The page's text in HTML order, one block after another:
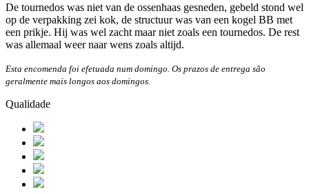
De tournedos was niet van de ossenhaas gesneden, gebeld stond wel
op de verpakking zei kok, de structuur was van een kogel BB met
een prikje. Hij was wel zacht maar niet zoals een tournedos. De rest
was allemaal weer naar wens zoals altijd.
Esta encomenda foi efetuada num domingo. Os prazos de entrega são
geralmente mais longos aos domingos.
Qualidade